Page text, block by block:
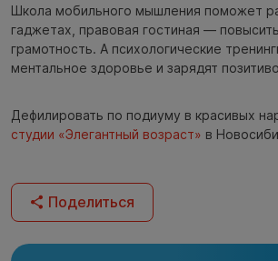
Школа мобильного мышления поможет
гаджетах, правовая гостиная —
грамотность. А психологические
ментальное здоровье и зарядят
Дефилировать по подиуму в красивых
студии «Элегантный возраст» в
Поделиться